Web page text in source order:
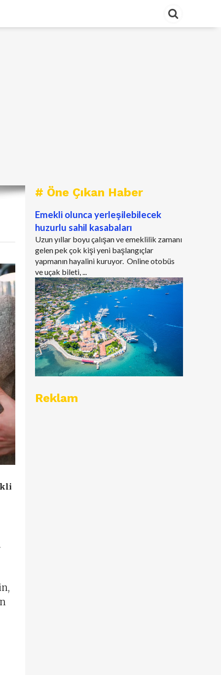
# Öne Çıkan Haber
Emekli olunca yerleşilebilecek
huzurlu sahil kasabaları
Uzun yıllar boyu çalışan ve emeklilik zamanı
gelen pek çok kişi yeni başlangıçlar
yapmanın hayalini kuruyor. Online otobüs
ve uçak bileti, ...
Reklam